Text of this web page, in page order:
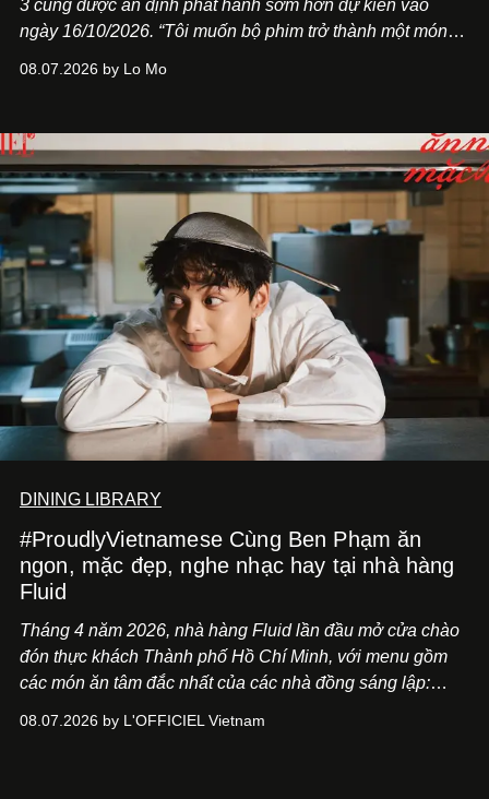
3 cũng được ấn định phát hành sớm hơn dự kiến vào
ngày 16/10/2026. “Tôi muốn bộ phim trở thành một món
Việt Nam”, NSX Will Vũ cho biết.
08.07.2026 by Lo Mo
DINING LIBRARY
#ProudlyVietnamese Cùng Ben Phạm ăn
ngon, mặc đẹp, nghe nhạc hay tại nhà hàng
Fluid
Tháng 4 năm 2026, nhà hàng Fluid lần đầu mở cửa chào
đón thực khách Thành phố Hồ Chí Minh, với menu gồm
các món ăn tâm đắc nhất của các nhà đồng sáng lập:
món ăn đa dạng từ Á đến Âu nhanh chóng được yêu thích
08.07.2026 by L'OFFICIEL Vietnam